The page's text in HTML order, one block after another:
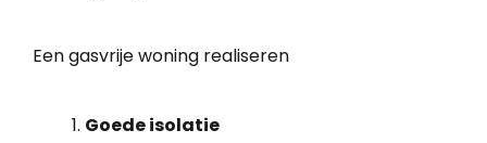
Een gasvrije woning realiseren
Goede isolatie